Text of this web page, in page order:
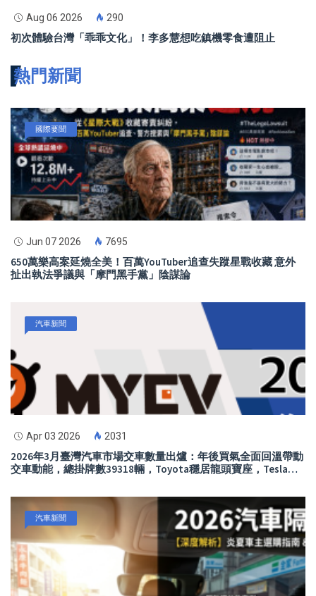
Aug 06 2026 290
初次體驗台灣「乖乖文化」！李多慧想吃鎮機零食遭阻止
熱門新聞
國際要聞
Jun 07 2026 7695
650萬樂高案延燒全美！百萬YouTuber追查失蹤星戰收藏 意外
扯出執法爭議與「摩門黑手黨」陰謀論
汽車新聞
Apr 03 2026 2031
2026年3月臺灣汽車市場交車數量出爐：年後買氣全面回溫帶動
交車動能，總掛牌數39318輛，Toyota穩居龍頭寶座，Tesla交
汽車新聞